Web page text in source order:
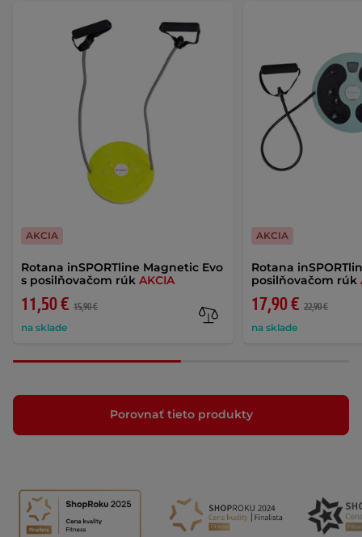
Rotana inSPORTline Magnetic Evo
s posilňovačom rúk AKCIA
11,50 € 15,90 €
na sklade
AKCIA
Rotana
posilňovačom rúk
17,90 € 22,90 €
na sklade
AKCIA
Porovnať tieto produkty